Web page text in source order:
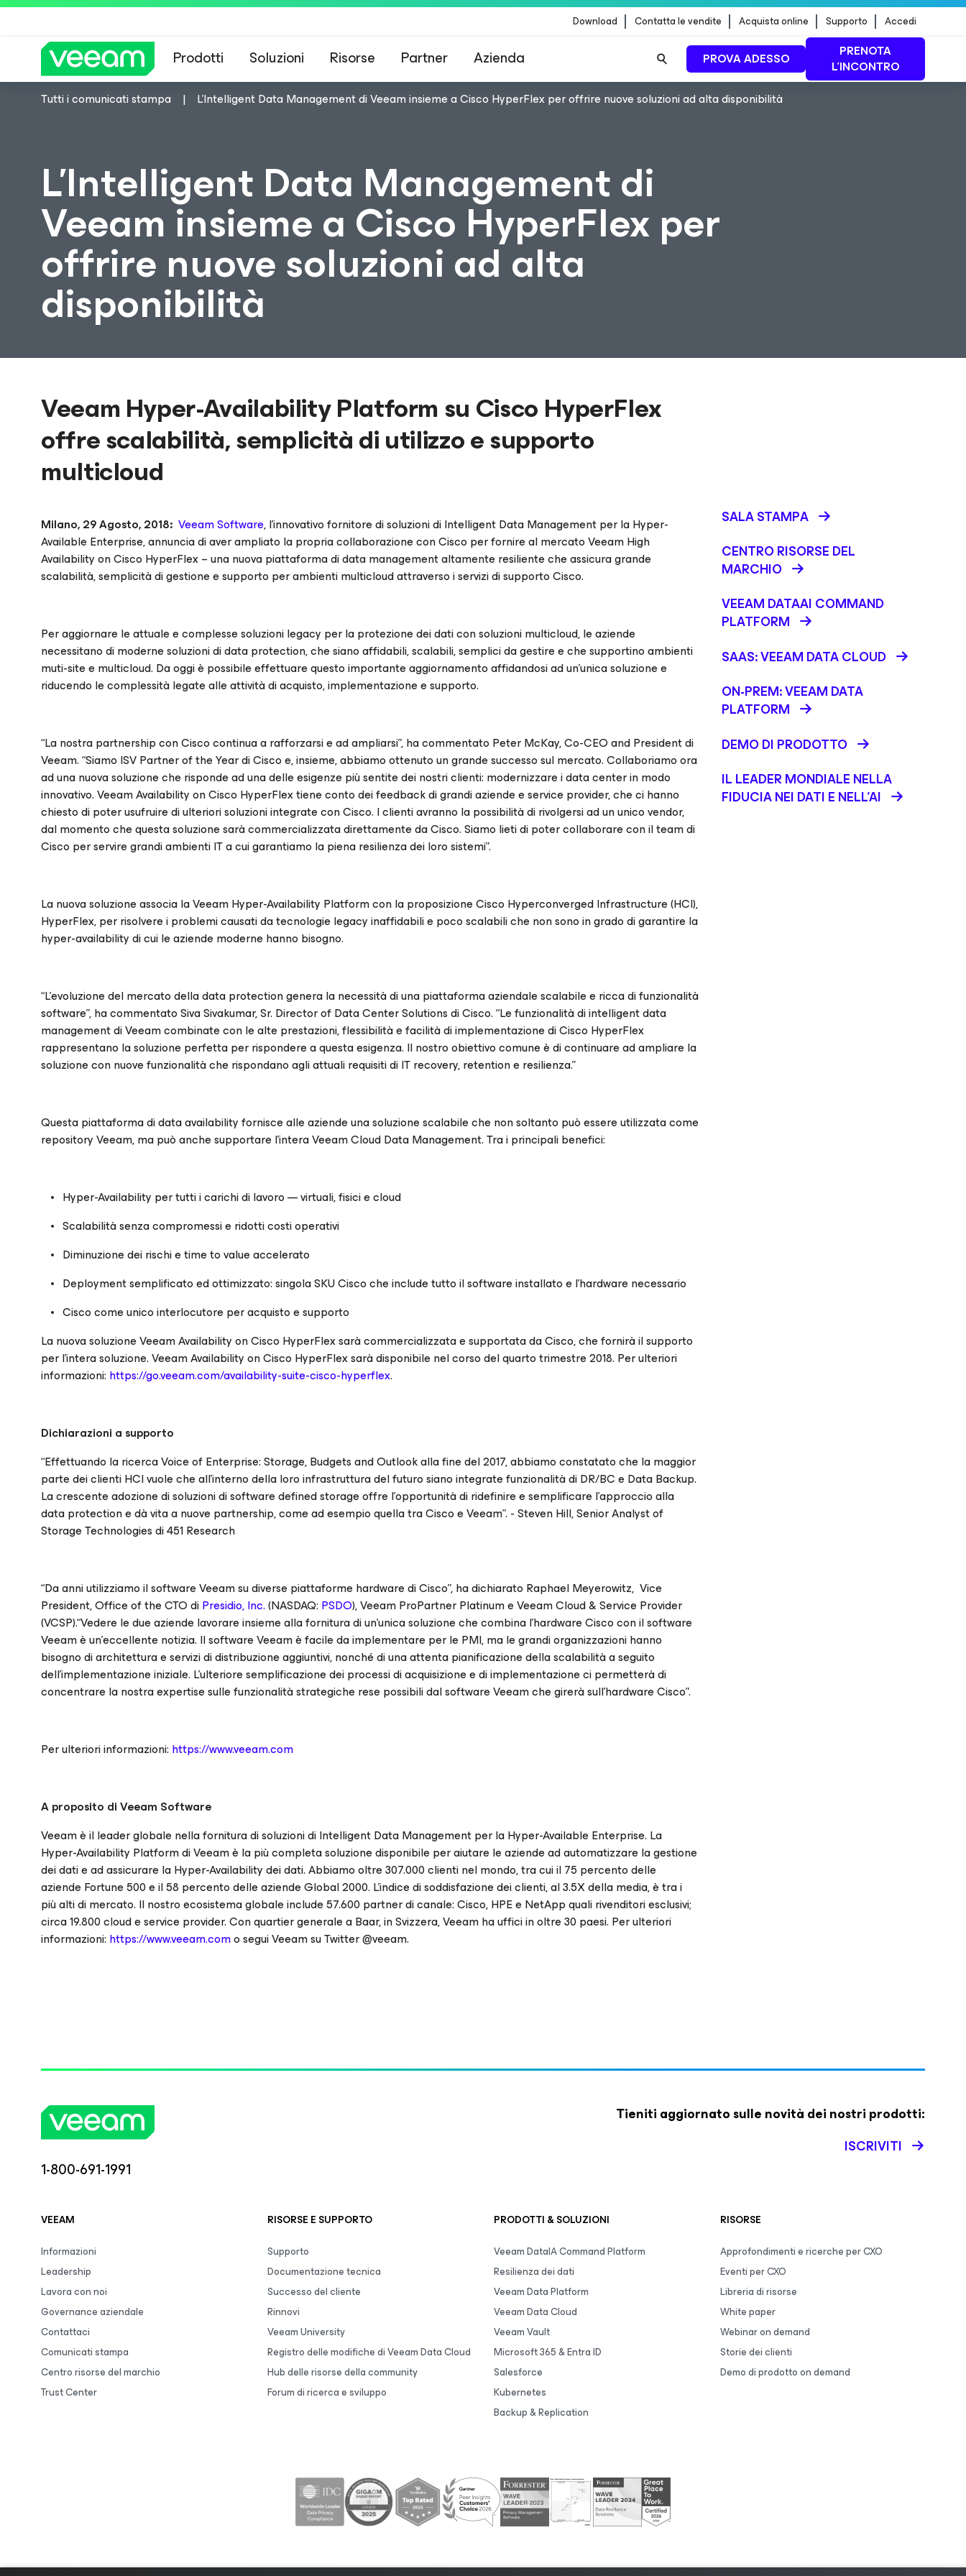
Download Contatta le vendite Acquista online Supporto Accedi
Prodotti Soluzioni Risorse Partner Azienda PROVA ADESSO
PRENOTA
L'INCONTRO
Tutti i comunicati stampa L’Intelligent Data Management di Veeam insieme a Cisco HyperFlex per offrire nuove soluzioni ad alta disponibilità
L’Intelligent Data Management di
Veeam insieme a Cisco HyperFlex per
offrire nuove soluzioni ad alta
disponibilità
Veeam Hyper-Availability Platform su Cisco HyperFlex
offre scalabilità, semplicità di utilizzo e supporto
multicloud
Milano, 29 Agosto, 2018: Veeam Software, l’innovativo fornitore di soluzioni di Intelligent Data Management per la Hyper-
Available Enterprise, annuncia di aver ampliato la propria collaborazione con Cisco per fornire al mercato Veeam High
Availability on Cisco HyperFlex – una nuova piattaforma di data management altamente resiliente che assicura grande
scalabilità, semplicità di gestione e supporto per ambienti multicloud attraverso i servizi di supporto Cisco.
Per aggiornare le attuale e complesse soluzioni legacy per la protezione dei dati con soluzioni multicloud, le aziende
necessitano di moderne soluzioni di data protection, che siano affidabili, scalabili, semplici da gestire e che supportino ambienti
muti-site e multicloud. Da oggi è possibile effettuare questo importante aggiornamento affidandosi ad un’unica soluzione e
riducendo le complessità legate alle attività di acquisto, implementazione e supporto.
“La nostra partnership con Cisco continua a rafforzarsi e ad ampliarsi”, ha commentato Peter McKay, Co-CEO and President di
Veeam. “Siamo ISV Partner of the Year di Cisco e, insieme, abbiamo ottenuto un grande successo sul mercato. Collaboriamo ora
ad una nuova soluzione che risponde ad una delle esigenze più sentite dei nostri clienti: modernizzare i data center in modo
innovativo. Veeam Availability on Cisco HyperFlex tiene conto dei feedback di grandi aziende e service provider, che ci hanno
chiesto di poter usufruire di ulteriori soluzioni integrate con Cisco. I clienti avranno la possibilità di rivolgersi ad un unico vendor,
dal momento che questa soluzione sarà commercializzata direttamente da Cisco. Siamo lieti di poter collaborare con il team di
Cisco per servire grandi ambienti IT a cui garantiamo la piena resilienza dei loro sistemi”.
La nuova soluzione associa la Veeam Hyper-Availability Platform con la proposizione Cisco Hyperconverged Infrastructure (HCI),
HyperFlex, per risolvere i problemi causati da tecnologie legacy inaffidabili e poco scalabili che non sono in grado di garantire la
hyper-availability di cui le aziende moderne hanno bisogno.
“L’evoluzione del mercato della data protection genera la necessità di una piattaforma aziendale scalabile e ricca di funzionalità
software”, ha commentato Siva Sivakumar, Sr. Director of Data Center Solutions di Cisco. “Le funzionalità di intelligent data
management di Veeam combinate con le alte prestazioni, flessibilità e facilità di implementazione di Cisco HyperFlex
rappresentano la soluzione perfetta per rispondere a questa esigenza. Il nostro obiettivo comune è di continuare ad ampliare la
soluzione con nuove funzionalità che rispondano agli attuali requisiti di IT recovery, retention e resilienza.”
Questa piattaforma di data availability fornisce alle aziende una soluzione scalabile che non soltanto può essere utilizzata come
repository Veeam, ma può anche supportare l’intera Veeam Cloud Data Management. Tra i principali benefici:
Hyper-Availability per tutti i carichi di lavoro — virtuali, fisici e cloud
Scalabilità senza compromessi e ridotti costi operativi
Diminuzione dei rischi e time to value accelerato
Deployment semplificato ed ottimizzato: singola SKU Cisco che include tutto il software installato e l’hardware necessario
Cisco come unico interlocutore per acquisto e supporto
La nuova soluzione Veeam Availability on Cisco HyperFlex sarà commercializzata e supportata da Cisco, che fornirà il supporto
per l’intera soluzione. Veeam Availability on Cisco HyperFlex sarà disponibile nel corso del quarto trimestre 2018. Per ulteriori
informazioni: https://go.veeam.com/availability-suite-cisco-hyperflex.
Dichiarazioni a supporto
“Effettuando la ricerca Voice of Enterprise: Storage, Budgets and Outlook alla fine del 2017, abbiamo constatato che la maggior
parte dei clienti HCI vuole che all’interno della loro infrastruttura del futuro siano integrate funzionalità di DR/BC e Data Backup.
La crescente adozione di soluzioni di software defined storage offre l’opportunità di ridefinire e semplificare l’approccio alla
data protection e dà vita a nuove partnership, come ad esempio quella tra Cisco e Veeam”. - Steven Hill, Senior Analyst of
Storage Technologies di 451 Research
“Da anni utilizziamo il software Veeam su diverse piattaforme hardware di Cisco”, ha dichiarato Raphael Meyerowitz, Vice
President, Office of the CTO diPresidio, Inc.(NASDAQ: PSDO), Veeam ProPartner Platinum e Veeam Cloud & Service Provider
(VCSP).“Vedere le due aziende lavorare insieme alla fornitura di un’unica soluzione che combina l’hardware Cisco con il software
Veeam è un’eccellente notizia. Il software Veeam è facile da implementare per le PMI, ma le grandi organizzazioni hanno
bisogno di architettura e servizi di distribuzione aggiuntivi, nonché di una attenta pianificazione della scalabilità a seguito
dell'implementazione iniziale. L’ulteriore semplificazione dei processi di acquisizione e di implementazione ci permetterà di
concentrare la nostra expertise sulle funzionalità strategiche rese possibili dal software Veeam che girerà sull’hardware Cisco”.
Per ulteriori informazioni: https://www.veeam.com
A proposito di Veeam Software
Veeam è il leader globale nella fornitura di soluzioni di Intelligent Data Management per la Hyper-Available Enterprise. La
Hyper-Availability Platform di Veeam è la più completa soluzione disponibile per aiutare le aziende ad automatizzare la gestione
dei dati e ad assicurare la Hyper-Availability dei dati. Abbiamo oltre 307.000 clienti nel mondo, tra cui il 75 percento delle
aziende Fortune 500 e il 58 percento delle aziende Global 2000. L’indice di soddisfazione dei clienti, al 3.5X della media, è tra i
più alti di mercato. Il nostro ecosistema globale include 57.600 partner di canale: Cisco, HPE e NetApp quali rivenditori esclusivi;
circa 19.800 cloud e service provider. Con quartier generale a Baar, in Svizzera, Veeam ha uffici in oltre 30 paesi. Per ulteriori
informazioni: https://www.veeam.como segui Veeam su Twitter @veeam.
SALA STAMPA
CENTRO RISORSE DEL
MARCHIO
VEEAM DATAAI COMMAND
PLATFORM
SAAS: VEEAM DATA CLOUD
ON-PREM: VEEAM DATA
PLATFORM
DEMO DI PRODOTTO
IL LEADER MONDIALE NELLA
FIDUCIA NEI DATI E NELL’AI
1-800-691-1991
Tieniti aggiornato sulle novità dei nostri prodotti:
ISCRIVITI
VEEAM
Informazioni
Leadership
Lavora con noi
Governance aziendale
Contattaci
Comunicati stampa
Centro risorse del marchio
Trust Center
RISORSE E SUPPORTO
Supporto
Documentazione tecnica
Successo del cliente
Rinnovi
Veeam University
Registro delle modifiche di Veeam Data Cloud
Hub delle risorse della community
Forum di ricerca e sviluppo
PRODOTTI & SOLUZIONI
Veeam DataIA Command Platform
Resilienza dei dati
Veeam Data Platform
Veeam Data Cloud
Veeam Vault
Microsoft 365 & Entra ID
Salesforce
Kubernetes
Backup & Replication
RISORSE
Approfondimenti e ricerche per CXO
Eventi per CXO
Libreria di risorse
White paper
Webinar on demand
Storie dei clienti
Demo di prodotto on demand